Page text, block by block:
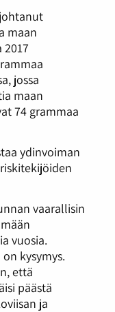
maan
jossa
maan
74 grammaa
ydinvoiman
vaarallisin
vuosia.
kysymys.
että
päästä
ja